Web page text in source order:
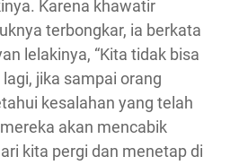
Karena khawatir
terbongkar, ia berkata
lelakinya, “Kita tidak bisa
jika sampai orang
kesalahan yang telah
akan mencabik
kita pergi dan menetap di